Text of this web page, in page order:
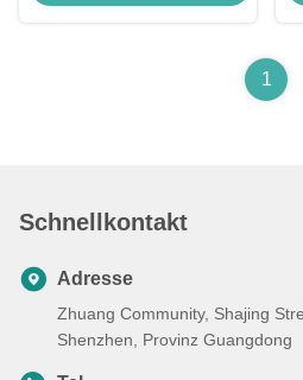
1
Schnellkontakt
Adresse
Zhuang Community, Shajing
Shenzhen, Provinz Guangdong